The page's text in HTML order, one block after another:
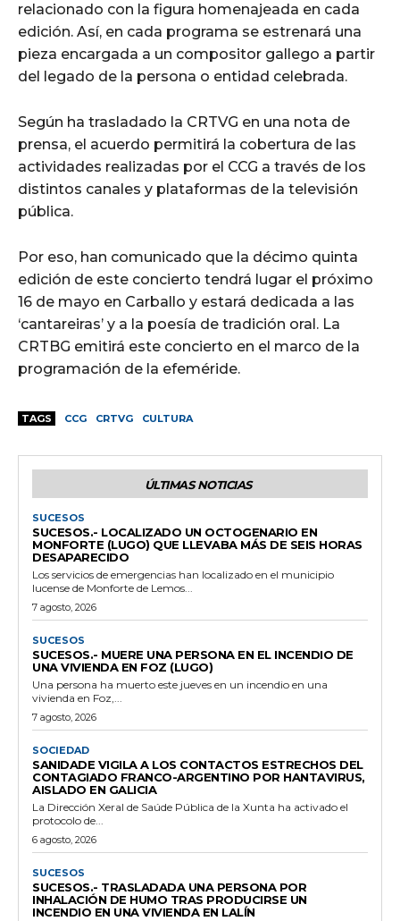
relacionado con la figura homenajeada en cada
edición. Así, en cada programa se estrenará una
pieza encargada a un compositor gallego a partir
del legado de la persona o entidad celebrada.
Según ha trasladado la CRTVG en una nota de
prensa, el acuerdo permitirá la cobertura de las
actividades realizadas por el CCG a través de los
distintos canales y plataformas de la televisión
pública.
Por eso, han comunicado que la décimo quinta
edición de este concierto tendrá lugar el próximo
16 de mayo en Carballo y estará dedicada a las
‘cantareiras’ y a la poesía de tradición oral. La
CRTBG emitirá este concierto en el marco de la
programación de la efeméride.
TAGS CCG CRTVG CULTURA
ÚLTIMAS NOTICIAS
SUCESOS
SUCESOS.- LOCALIZADO UN OCTOGENARIO EN
MONFORTE (LUGO) QUE LLEVABA MÁS DE SEIS HORAS
DESAPARECIDO
Los servicios de emergencias han localizado en el municipio
lucense de Monforte de Lemos...
7 agosto, 2026
SUCESOS
SUCESOS.- MUERE UNA PERSONA EN EL INCENDIO DE
UNA VIVIENDA EN FOZ (LUGO)
Una persona ha muerto este jueves en un incendio en una
vivienda en Foz,...
7 agosto, 2026
SOCIEDAD
SANIDADE VIGILA A LOS CONTACTOS ESTRECHOS DEL
CONTAGIADO FRANCO-ARGENTINO POR HANTAVIRUS,
AISLADO EN GALICIA
La Dirección Xeral de Saúde Pública de la Xunta ha activado el
protocolo de...
6 agosto, 2026
SUCESOS
SUCESOS.- TRASLADADA UNA PERSONA POR
INHALACIÓN DE HUMO TRAS PRODUCIRSE UN
INCENDIO EN UNA VIVIENDA EN LALÍN